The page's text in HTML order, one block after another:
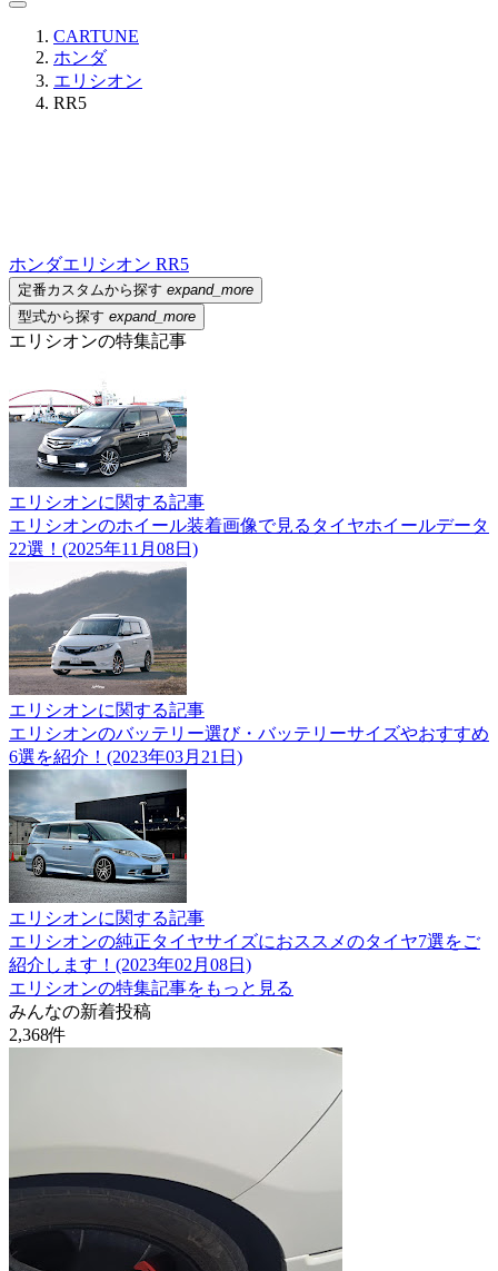
CARTUNE
ホンダ
エリシオン
RR5
ホンダエリシオン RR5
定番カスタムから探す expand_more
型式から探す expand_more
エリシオンの特集記事
エリシオンに関する記事
エリシオンのホイール装着画像で見るタイヤホイールデータ
22選！(2025年11月08日)
エリシオンに関する記事
エリシオンのバッテリー選び・バッテリーサイズやおすすめ
6選を紹介！(2023年03月21日)
エリシオンに関する記事
エリシオンの純正タイヤサイズにおススメのタイヤ7選をご
紹介します！(2023年02月08日)
エリシオンの特集記事をもっと見る
みんなの新着投稿
2,368件